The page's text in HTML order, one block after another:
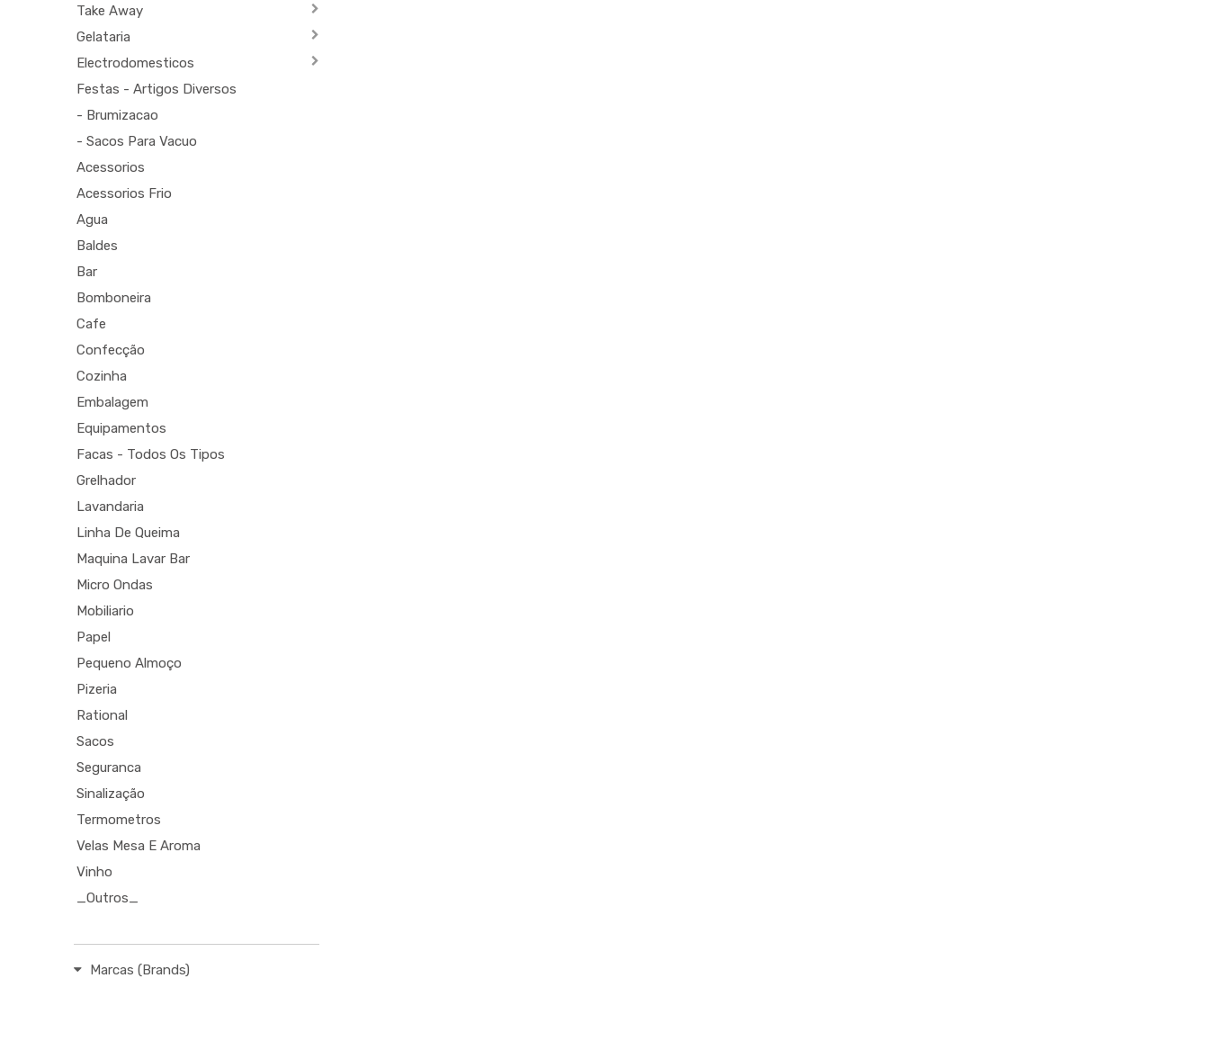
Take Away
Gelataria
Electrodomesticos
Festas - Artigos Diversos
- Brumizacao
- Sacos Para Vacuo
Acessorios
Acessorios Frio
Agua
Baldes
Bar
Bomboneira
Cafe
Confecção
Cozinha
Embalagem
Equipamentos
Facas - Todos Os Tipos
Grelhador
Lavandaria
Linha De Queima
Maquina Lavar Bar
Micro Ondas
Mobiliario
Papel
Pequeno Almoço
Pizeria
Rational
Sacos
Seguranca
Sinalização
Termometros
Velas Mesa E Aroma
Vinho
_Outros_
Marcas (Brands)